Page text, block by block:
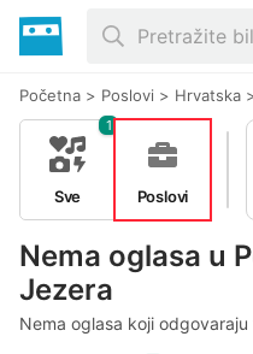
Početna > Poslovi > Hrvatska
Nema oglasa u
Jezera
Nema oglasa koji
Sve
1
Poslovi